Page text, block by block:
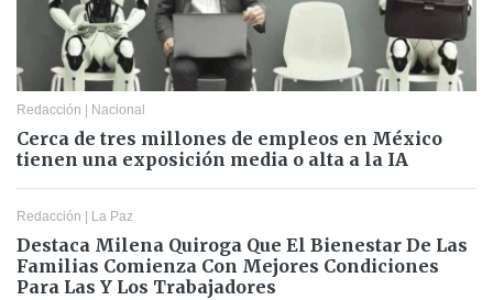
Redacción Nacional
Cerca de tres millones de empleos en México
tienen una exposición media o alta a la IA
Redacción La Paz
Destaca Milena Quiroga Que El Bienestar De Las
Familias Comienza Con Mejores Condiciones
Para Las Y Los Trabajadores